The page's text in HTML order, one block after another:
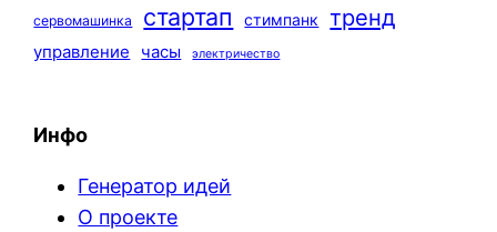
сервомашинка стартап стимпанк тренд
управление часы электричество
Инфо
Генератор идей
О проекте